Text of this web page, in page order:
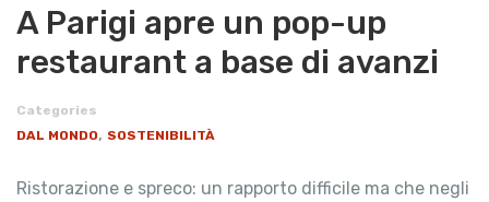
A Parigi apre un pop-up
restaurant a base di avanzi
Categories
DAL MONDO, SOSTENIBILITÀ
Ristorazione e spreco: un rapporto difficile ma che negli